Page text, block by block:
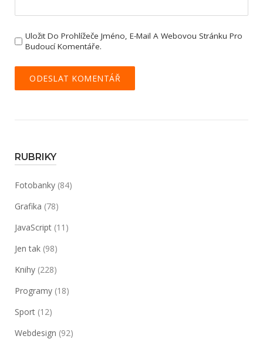
Uložit Do Prohlížeče Jméno, E-Mail A Webovou Stránku Pro
Budoucí Komentáře.
RUBRIKY
Fotobanky (84)
Grafika (78)
JavaScript (11)
Jen tak (98)
Knihy (228)
Programy (18)
Sport (12)
Webdesign (92)